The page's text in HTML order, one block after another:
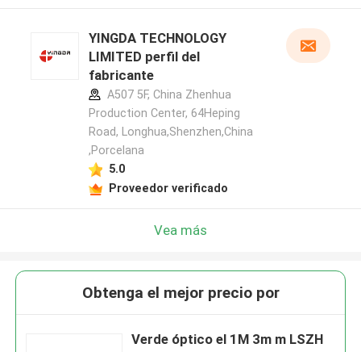
YINGDA TECHNOLOGY
LIMITED perfil del
fabricante
A507 5F, China Zhenhua
Production Center, 64Heping
Road, Longhua,Shenzhen,China
,Porcelana
5.0
Proveedor verificado
Vea más
Obtenga el mejor precio por
Verde óptico el 1M 3m m LSZH